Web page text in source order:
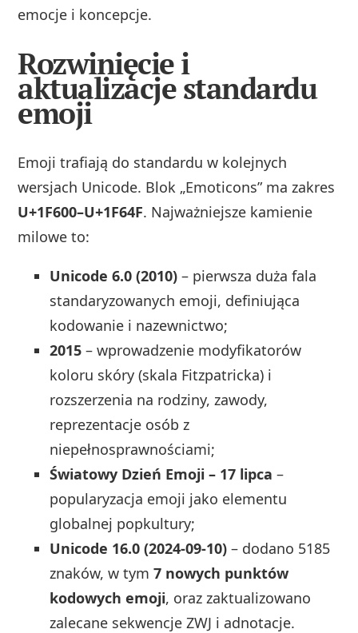
emocje i koncepcje.
Rozwinięcie i
aktualizacje standardu
emoji
Emoji trafiają do standardu w kolejnych
wersjach Unicode. Blok „Emoticons” ma zakres
U+1F600–U+1F64F. Najważniejsze kamienie
milowe to:
Unicode 6.0 (2010) – pierwsza duża fala
standaryzowanych emoji, definiująca
kodowanie i nazewnictwo;
2015 – wprowadzenie modyfikatorów
koloru skóry (skala Fitzpatricka) i
rozszerzenia na rodziny, zawody,
reprezentacje osób z
niepełnosprawnościami;
Światowy Dzień Emoji – 17 lipca –
popularyzacja emoji jako elementu
globalnej popkultury;
Unicode 16.0 (2024‑09‑10) – dodano 5185
znaków, w tym7 nowych punktów
kodowych emoji, oraz zaktualizowano
zalecane sekwencje ZWJ i adnotacje.